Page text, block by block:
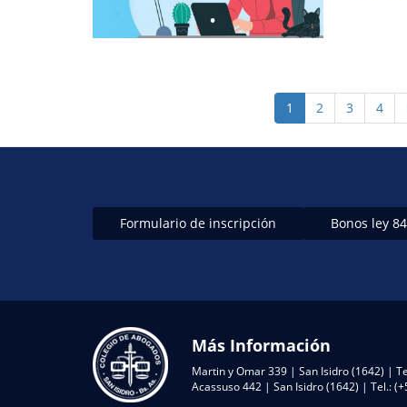
Página
actual
1 Page
2 Page
3 Page
4
Formulario de inscripción Bonos ley
Más Información
Martin y Omar 339 | San Isidro (1642) |
Acassuso 442 | San Isidro (1642) | Tel.: